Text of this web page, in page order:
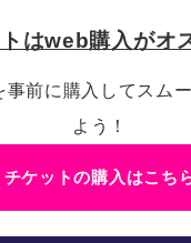
はweb購入がオ
事前に購入してスム
よう！
チケットの購入はこち